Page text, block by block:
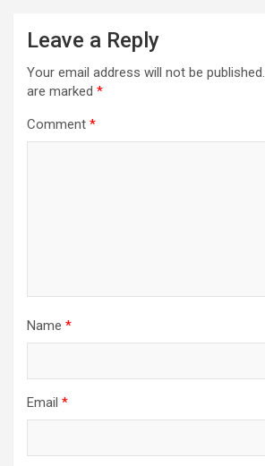
Leave a Reply
Your email address will not be published.
are marked *
Comment *
Name *
Email *